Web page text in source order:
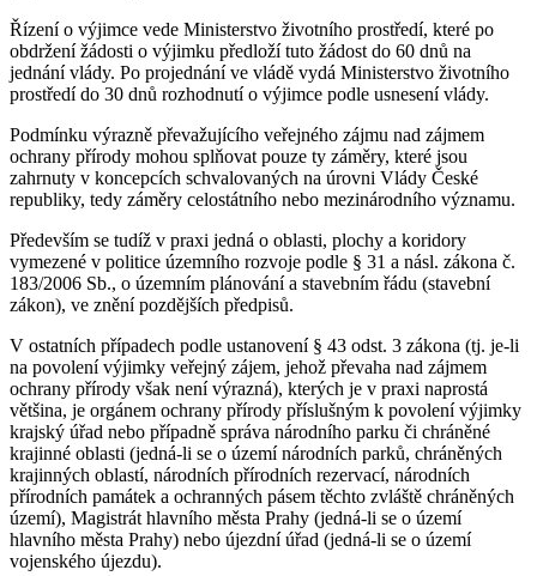
Řízení o výjimce vede Ministerstvo životního prostředí, které po
obdržení žádosti o výjimku předloží tuto žádost do 60 dnů na
jednání vlády. Po projednání ve vládě vydá Ministerstvo životního
prostředí do 30 dnů rozhodnutí o výjimce podle usnesení vlády.
Podmínku výrazně převažujícího veřejného zájmu nad zájmem
ochrany přírody mohou splňovat pouze ty záměry, které jsou
zahrnuty v koncepcích schvalovaných na úrovni Vlády České
republiky, tedy záměry celostátního nebo mezinárodního významu.
Především se tudíž v praxi jedná o oblasti, plochy a koridory
vymezené v politice územního rozvoje podle § 31 a násl. zákona č.
183/2006 Sb., o územním plánování a stavebním řádu (stavební
zákon), ve znění pozdějších předpisů.
V ostatních případech podle ustanovení § 43 odst. 3 zákona (tj. je-li
na povolení výjimky veřejný zájem, jehož převaha nad zájmem
ochrany přírody však není výrazná), kterých je v praxi naprostá
většina, je orgánem ochrany přírody příslušným k povolení výjimky
krajský úřad nebo případně správa národního parku či chráněné
krajinné oblasti (jedná-li se o území národních parků, chráněných
krajinných oblastí, národních přírodních rezervací, národních
přírodních památek a ochranných pásem těchto zvláště chráněných
území), Magistrát hlavního města Prahy (jedná-li se o území
hlavního města Prahy) nebo újezdní úřad (jedná-li se o území
vojenského újezdu).